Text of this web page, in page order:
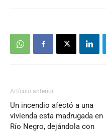
Artículo anterior
Un incendio afectó a una
vivienda esta madrugada en
Río Negro, dejándola con